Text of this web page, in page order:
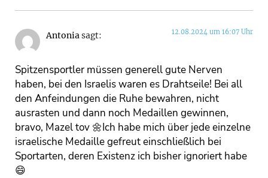
Antoniasagt: 12.08.2024 um 16:07 Uhr
Spitzensportler müssen generell gute Nerven
haben, bei den Israelis waren es Drahtseile! Bei all
den Anfeindungen die Ruhe bewahren, nicht
ausrasten und dann noch Medaillen gewinnen,
bravo, Mazel tov 🌼Ich habe mich über jede einzelne
israelische Medaille gefreut einschließlich bei
Sportarten, deren Existenz ich bisher ignoriert habe
😄